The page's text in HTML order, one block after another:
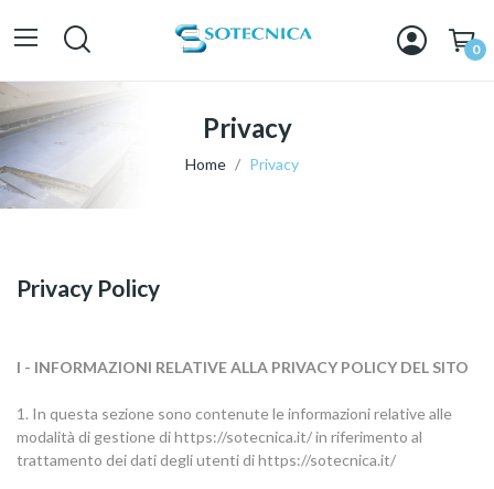
0
Privacy
Home Privacy
Privacy Policy
I - INFORMAZIONI RELATIVE ALLA PRIVACY POLICY DEL SITO
1. In questa sezione sono contenute le informazioni relative alle
modalità di gestione di https://sotecnica.it/ in riferimento al
trattamento dei dati degli utenti di https://sotecnica.it/